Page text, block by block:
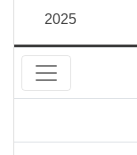
2025